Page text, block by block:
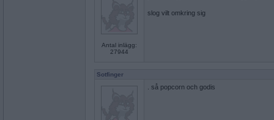
Antal inlägg:
27944
slog vilt omkring sig
Sotfinger
. så popcorn och godis